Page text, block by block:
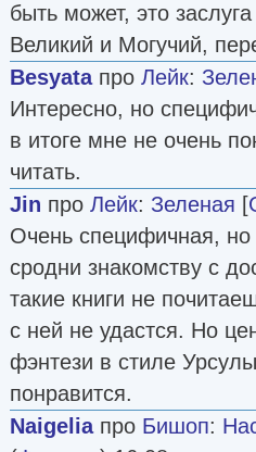
быть может, это
Великий и Могучий,
Besyataпро Лейк:
Интересно, но
в итоге мне не очень
читать.
Jin про Лейк: Зеленая [
Очень специфичная, но
сродни знакомству с
такие книги не
с ней не удастся. Но
фэнтези в стиле
понравится.
Naigeliaпро Бишоп: